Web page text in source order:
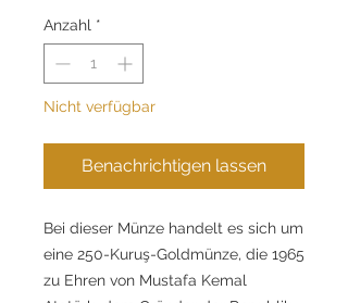
Anzahl *
Nicht verfügbar
Benachrichtigen lassen
Bei dieser Münze handelt es sich um
eine 250-Kuruş-Goldmünze, die 1965
zu Ehren von Mustafa Kemal